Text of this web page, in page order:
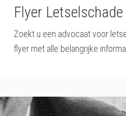
Flyer Letselschade
Zoekt u een advocaat voor
flyer met alle belangrijke